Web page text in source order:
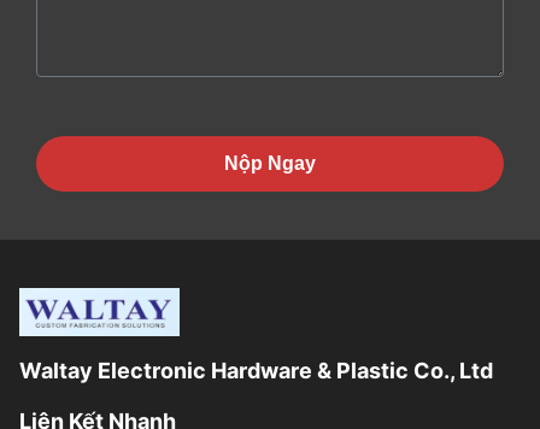
Nộp Ngay
Waltay Electronic Hardware & Plastic Co., Ltd
Liên Kết Nhanh